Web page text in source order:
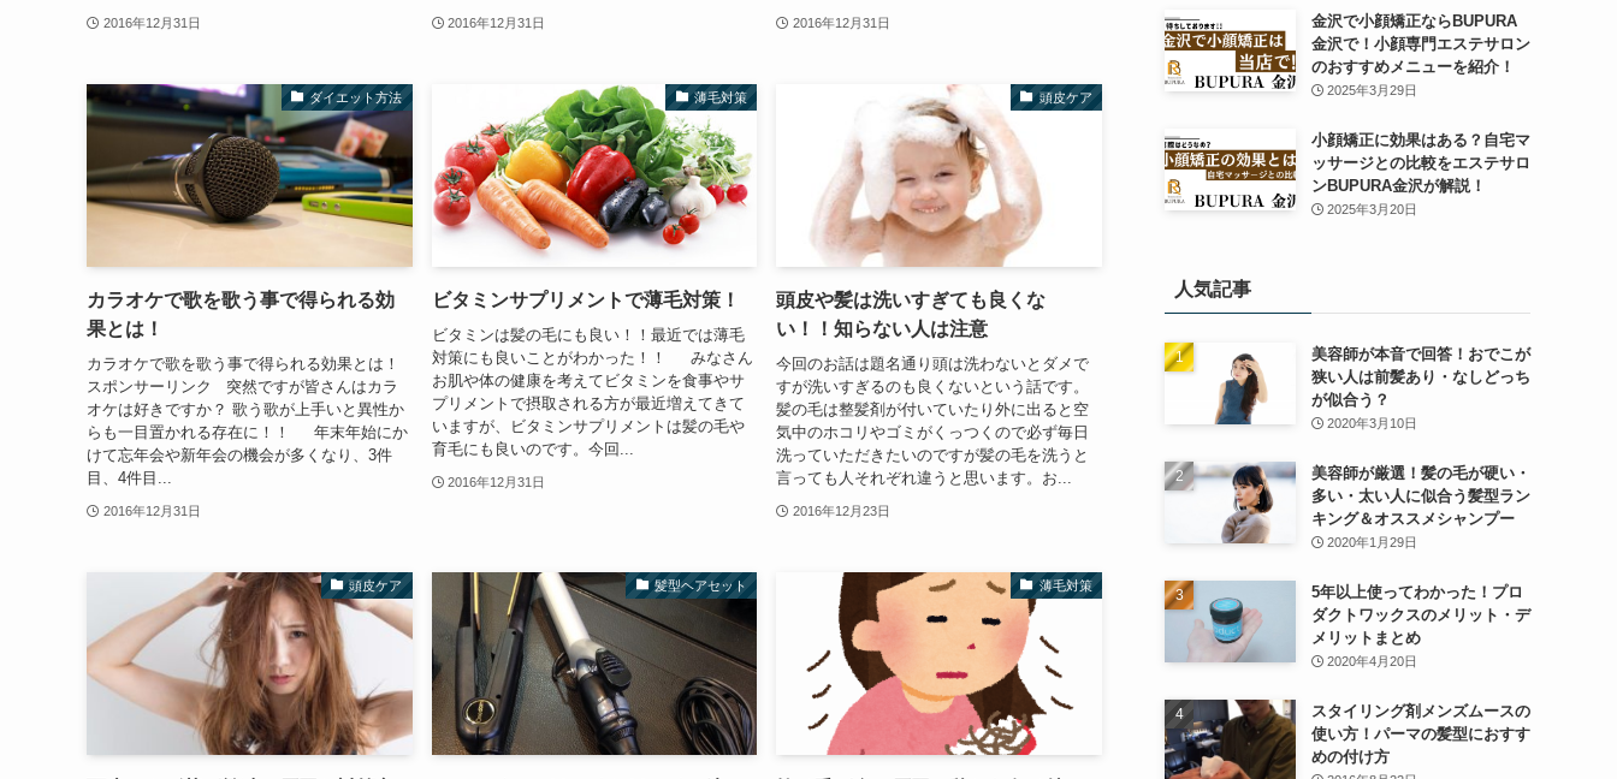
2016年12月31日 2016年12月31日 2016年12月31日
ダイエット方法
カラオケで歌を歌う事で得られる効
果とは！
カラオケで歌を歌う事で得られる効果とは！
スポンサーリンク 突然ですが皆さんはカラ
オケは好きですか？ 歌う歌が上手いと異性か
らも一目置かれる存在に！！ 年末年始にか
けて忘年会や新年会の機会が多くなり、3件
目、4件目...
2016年12月31日
薄毛対策
ビタミンサプリメントで薄毛対策！
ビタミンは髪の毛にも良い！！最近では薄毛
対策にも良いことがわかった！！ みなさん
お肌や体の健康を考えてビタミンを食事やサ
プリメントで摂取される方が最近増えてきて
いますが、ビタミンサプリメントは髪の毛や
育毛にも良いのです。今回...
2016年12月31日
頭皮ケア
頭皮や髪は洗いすぎても良くな
い！！知らない人は注意
今回のお話は題名通り頭は洗わないとダメで
すが洗いすぎるのも良くないという話です。
髪の毛は整髪剤が付いていたり外に出ると空
気中のホコリやゴミがくっつくので必ず毎日
洗っていただきたいのですが髪の毛を洗うと
言っても人それぞれ違うと思います。お...
2016年12月23日
頭皮ケア 髪型ヘアセット 薄毛対策
金沢で小顔矯正ならBUPURA
金沢で！小顔専門エステサロン
のおすすめメニューを紹介！
2025年3月29日
小顔矯正に効果はある？自宅マ
ッサージとの比較をエステサロ
ンBUPURA金沢が解説！
2025年3月20日
人気記事
美容師が本音で回答！おでこが
狭い人は前髪あり・なしどっち
が似合う？
2020年3月10日
美容師が厳選！髪の毛が硬い・
多い・太い人に似合う髪型ラン
キング＆オススメシャンプー
2020年1月29日
5年以上使ってわかった！プロ
ダクトワックスのメリット・デ
メリットまとめ
2020年4月20日
スタイリング剤メンズムースの
使い方！パーマの髪型におすす
めの付け方